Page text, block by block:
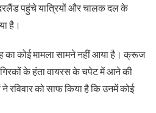
पहुंचे यात्रियों और चालक दल के
है।
का कोई मामला सामने नहीं आया है। क्रूज
के हंता वायरस के चपेट में आने की
रविवार को साफ किया है कि उनमें कोई